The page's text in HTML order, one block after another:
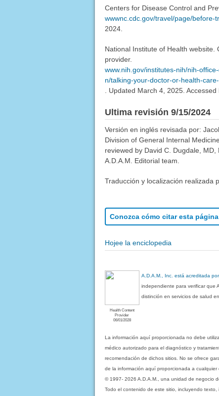
Centers for Disease Control and
wwwnc.cdc.gov/travel/page/before-
2024.
National Institute of Health
provider.
www.nih.gov/institutes-nih/nih-
n/talking-your-doctor-or-health-
. Updated March 4, 2025. Accessed
Ultima revisión 9/15/2024
Versión en inglés revisada por:
Division of General Internal
reviewed by David C. Dugdale,
A.D.A.M. Editorial team.
Traducción y localización realizada
Conozca cómo citar esta página
Hojee la enciclopedia
Health Content
Provider
06/01/2028
A.D.A.M., Inc. está acreditada
independiente para verificar que
distinción en servicios de salud
La información aquí proporcionada no debe
médico autorizado para el diagnóstico y
recomendación de dichos sitios. No se ofrece
de la información aquí proporcionada a cualquier
© 1997- 2026 A.D.A.M., una unidad de negocio
Todo el contenido de este sitio, incluyendo